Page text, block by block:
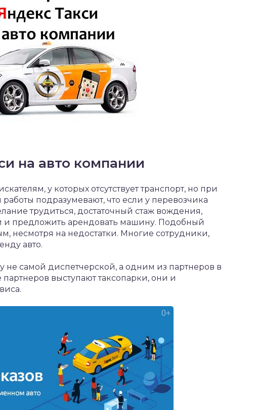
на авто компании
у которых отсутствует транспорт, но при
подразумевают, что если у перевозчика
трудиться, достаточный стаж вождения,
и предложить арендовать машину. Подобный
несмотря на недостатки. Многие сотрудники,
авто.
не самой диспетчерской, а одним из партнеров в
выступают таксопарки, они и